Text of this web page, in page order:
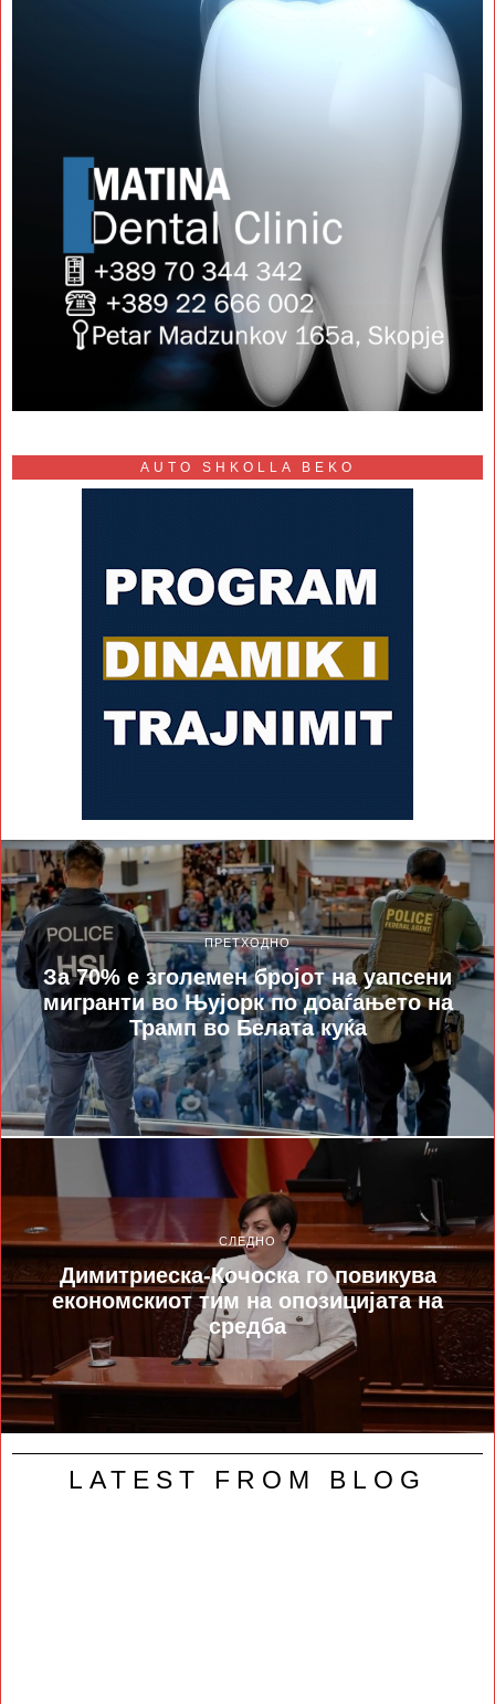
AUTO SHKOLLA BEKO
ПРЕТХОДНО
За 70% е зголемен бројот на уапсени
мигранти во Њујорк по доаѓањето на
Трамп во Белата куќа
СЛЕДНО
Димитриеска-Кочоска го повикува
економскиот тим на опозицијата на
средба
LATEST FROM BLOG